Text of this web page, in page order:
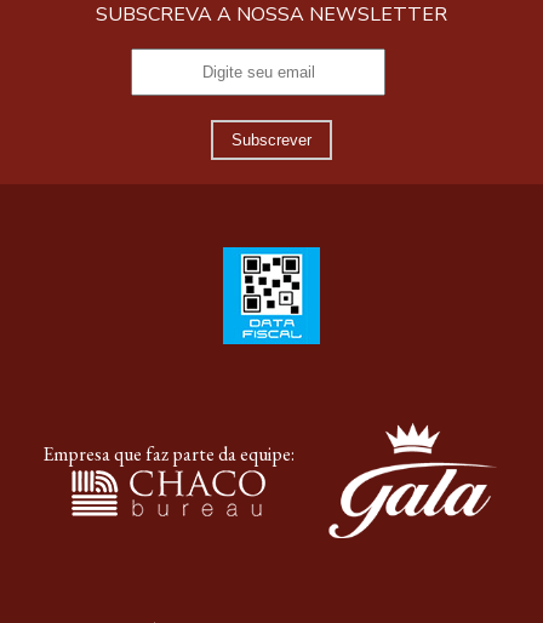
SUBSCREVA A NOSSA NEWSLETTER
Subscrever
Empresa que faz parte da equipe: